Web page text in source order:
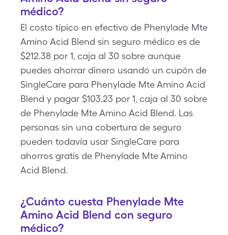
médico?
El costo típico en efectivo de Phenylade Mte
Amino Acid Blend sin seguro médico es de
$212.38 por 1, caja al 30 sobre aunque
puedes ahorrar dinero usando un cupón de
SingleCare para Phenylade Mte Amino Acid
Blend y pagar $103.23 por 1, caja al 30 sobre
de Phenylade Mte Amino Acid Blend. Las
personas sin una cobertura de seguro
pueden todavía usar SingleCare para
ahorros gratis de Phenylade Mte Amino
Acid Blend.
¿Cuánto cuesta Phenylade Mte
Amino Acid Blend con seguro
médico?